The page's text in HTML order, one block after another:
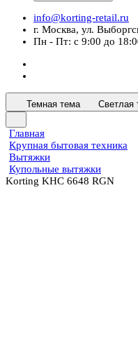
info@korting-retail.ru
г. Москва, ул.
Пн - Пт: с 9:00 до
Темная тема Светлая
Главная
Крупная бытовая техника
Вытяжки
Купольные вытяжки
Korting KHC 6648 RGN